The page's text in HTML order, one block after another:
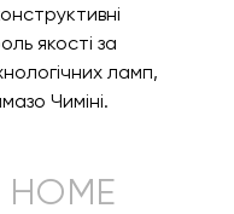
якості за
ламп,
Чиміні.